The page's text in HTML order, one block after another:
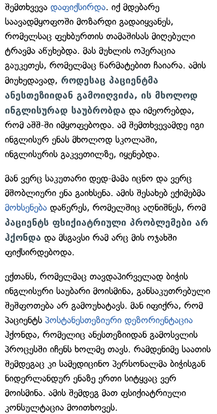
შემთხვევა დაფიქსირდა. იქ მდებარე
საავადმყოფოში მოზარდი გადაიყვანეს,
რომელსაც ფეხბურთის თამაშისას მიღებული
ტრავმა აწუხებდა. მას მუხლის ოპერაცია
გაუკეთეს, რომელმაც წარმატებით ჩაიარა. ამის
მიუხედავად, როდესაც პაციენტმა
ანესთეზიიდან გამოიღვიძა, ის მხოლოდ
ინგლისურად საუბრობდა და იმეორებდა,
რომ აშშ-ში იმყოფებოდა. ამ შემთხვევამდე იგი
ინგლისურ ენას მხოლოდ სკოლაში,
ინგლისურის გაკვეთილზე, იყენებდა.
მან ვერც საკუთარი დედ-მამა იცნო და ვერც
მშობლიური ენა გაიხსენა. ამის შესახებ ექიმებმა
მოხსენება დაწერეს, რომელშიც აღნიშნეს, რომ
პაციენტს ფსიქიატრიული პრობლემები არ
ჰქონდა და მსგავსი რამ არც მის ოჯახში
ფიქსირდებოდა.
ექთანს, რომელმაც თავდაპირველად ბიჭის
ინგლისური საუბარი მოისმინა, განსაკუთრებული
შეშფოთება არ გამოუხატავს. მან იფიქრა, რომ
პაციენტს პოსტანესთეზიური დეზორიენტაცია
ჰქონდა, რომელიც ანესთეზიიდან გამოსვლის
პროცესში იჩენს ხოლმე თავს. რამდენიმე საათის
შემდეგაც კი სამედიცინო პერსონალმა ბიჭისგან
ნიდერლანდურ ენაზე ერთი სიტყვაც ვერ
მოისმინა. ამის შემდეგ მათ ფსიქიატრიული
კონსულტაცია მოითხოვეს.